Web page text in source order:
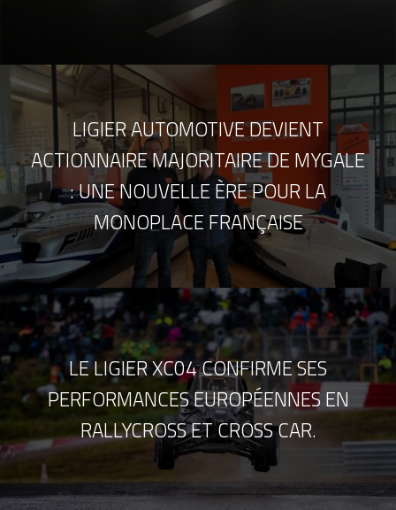
LIGIER AUTOMOTIVE DEVIENT
ACTIONNAIRE MAJORITAIRE DE MYGALE
: UNE NOUVELLE ÈRE POUR LA
MONOPLACE FRANÇAISE
LE LIGIER XC04 CONFIRME SES
PERFORMANCES EUROPÉENNES EN
RALLYCROSS ET CROSS CAR.